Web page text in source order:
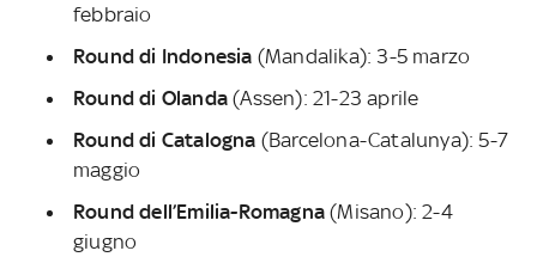
febbraio
Round di Indonesia (Mandalika): 3-5 marzo
Round di Olanda (Assen): 21-23 aprile
Round di Catalogna (Barcelona-Catalunya): 5-7
maggio
Round dell’Emilia-Romagna (Misano): 2-4
giugno